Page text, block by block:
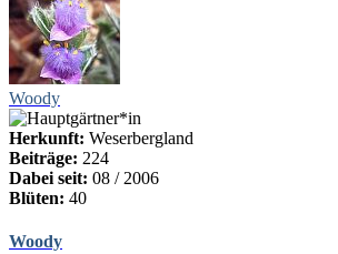
Woody
Herkunft: Weserbergland
Beiträge: 224
Dabei seit: 08 / 2006
Blüten: 40
Woody